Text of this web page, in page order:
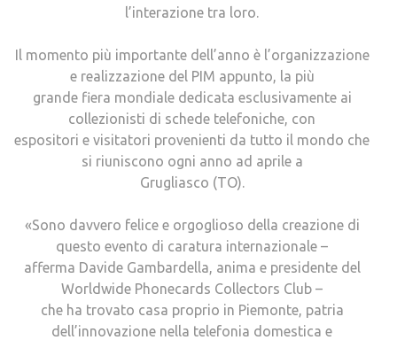
l’interazione tra loro.
Il momento più importante dell’anno è l’organizzazione
e realizzazione del PIM appunto, la più
grande fiera mondiale dedicata esclusivamente ai
collezionisti di schede telefoniche, con
espositori e visitatori provenienti da tutto il mondo che
si riuniscono ogni anno ad aprile a
Grugliasco (TO).
«Sono davvero felice e orgoglioso della creazione di
questo evento di caratura internazionale –
afferma Davide Gambardella, anima e presidente del
Worldwide Phonecards Collectors Club –
che ha trovato casa proprio in Piemonte, patria
dell’innovazione nella telefonia domestica e